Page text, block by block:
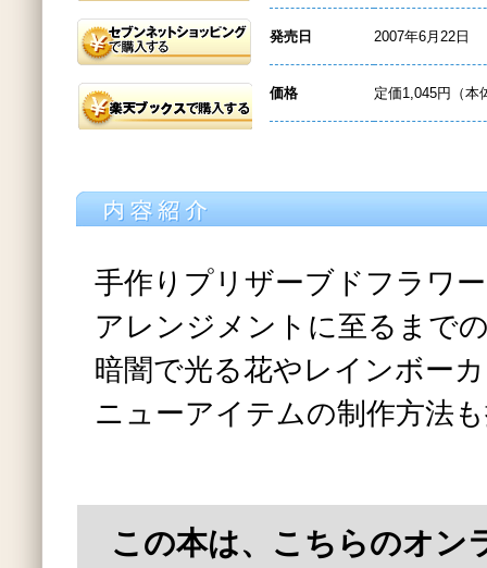
発売日 2007年6月22日
価格 定価1,045円（本
手作りプリザーブドフラワ
アレンジメントに至るまで
暗闇で光る花やレインボー
ニューアイテムの制作方法
この本は、こちらのオン